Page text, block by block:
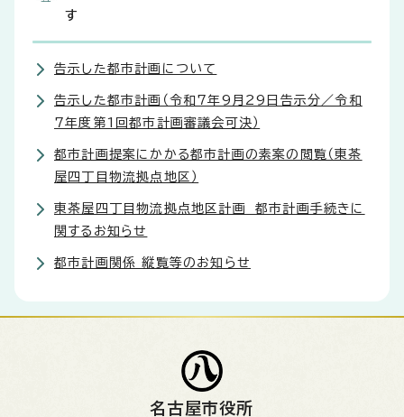
す
告示した都市計画について
告示した都市計画（令和7年9月29日告示分／令和
7年度第1回都市計画審議会可決）
都市計画提案にかかる都市計画の素案の閲覧（東茶
屋四丁目物流拠点地区）
東茶屋四丁目物流拠点地区計画 都市計画手続きに
関するお知らせ
都市計画関係 縦覧等のお知らせ
名古屋市役所